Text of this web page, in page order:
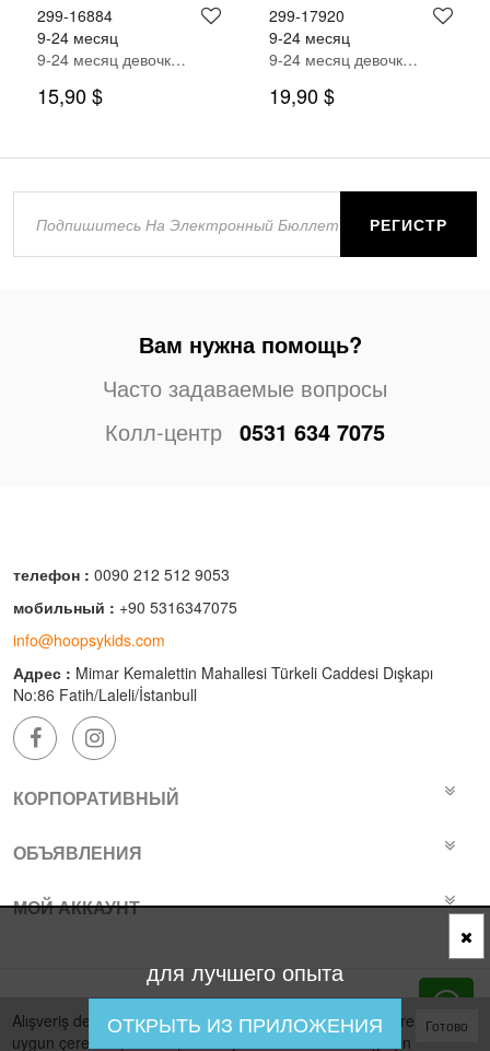
299-16884
9-24 месяц
9-24 месяц девочка Костюм платья
15,90 $
299-17920
9-24 месяц
9-24 месяц девочка Костюм платья
19,90 $
РЕГИСТР
Вам нужна помощь?
Часто задаваемые вопросы
Колл-центр 0531 634 7075
телефон : 0090 212 512 9053
мобильный : +90 5316347075
info@hoopsykids.com
Адрес : Mimar Kemalettin Mahallesi Türkeli Caddesi Dışkapı
No:86 Fatih/Laleli/İstanbull
КОРПОРАТИВНЫЙ
ОБЪЯВЛЕНИЯ
МОЙ АККАУНТ
Готово
Alışveriş deneyiminizi iyileştirmek için yasal düzenlemelere
uygun çerezler (cookies) kullanıyoruz. Daha fazla bilgi için
для лучшего опыта
ОТКРЫТЬ ИЗ ПРИЛОЖЕНИЯ